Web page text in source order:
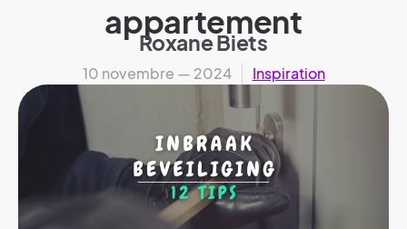
appartement
Roxane Biets
10 novembre — 2024 Inspiration